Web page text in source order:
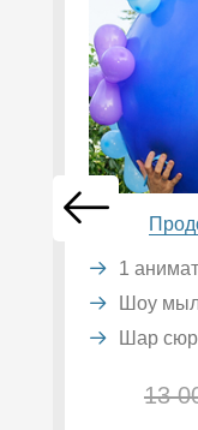
1
Шоу
Шар
13